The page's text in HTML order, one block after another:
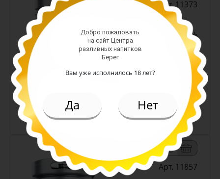
Арт. 11373
светлое н/ф
Алк: 4.5%
Плотность: 12%
219.00 руб.
(л.)
Пиво Снежный Эль белое н/ф
4,5% (Кожевниково)
+
Арт. 11857
Добро пожаловать
на сайт Центра
разливных напитков
Берег
Вам уже исполнилось 18 лет?
Да Нет